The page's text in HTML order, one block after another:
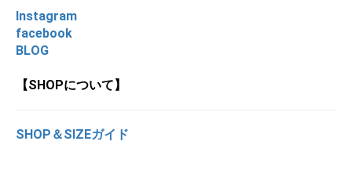
Instagram
facebook
BLOG
【SHOPについて】
SHOP＆SIZEガイド